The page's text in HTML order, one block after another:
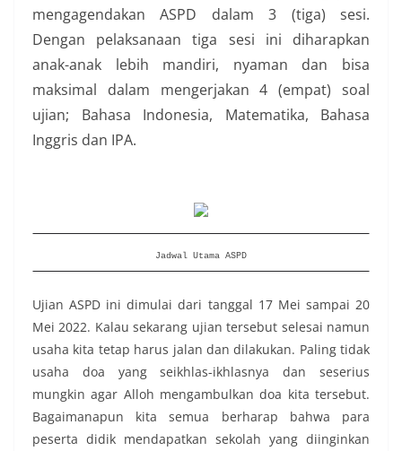
mengagendakan ASPD dalam 3 (tiga) sesi.
Dengan pelaksanaan tiga sesi ini diharapkan
anak-anak lebih mandiri, nyaman dan bisa
maksimal dalam mengerjakan 4 (empat) soal
ujian; Bahasa Indonesia, Matematika, Bahasa
Inggris dan IPA.
Jadwal Utama ASPD
Ujian ASPD ini dimulai dari tanggal 17 Mei sampai 20
Mei 2022. Kalau sekarang ujian tersebut selesai namun
usaha kita tetap harus jalan dan dilakukan. Paling tidak
usaha doa yang seikhlas-ikhlasnya dan seserius
mungkin agar Alloh mengambulkan doa kita tersebut.
Bagaimanapun kita semua berharap bahwa para
peserta didik mendapatkan sekolah yang diinginkan